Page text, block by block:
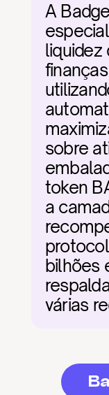
A
liquidez
sobre
token
a
bilhões
várias